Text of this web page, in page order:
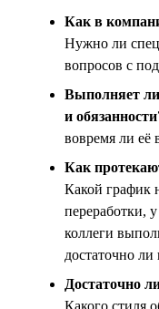
Как в
Нужно ли
вопросов с
Выполняет
и
вовремя ли её
Как
Какой график
переработки,
коллеги
достаточно
Достаточно
Какого стиля